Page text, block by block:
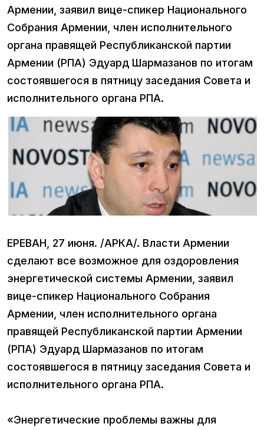
Армении, заявил вице-спикер Национального
Собрания Армении, член исполнительного
органа правящей Республиканской партии
Армении (РПА) Эдуард Шармазанов по итогам
состоявшегося в пятницу заседания Совета и
исполнительного органа РПА.
ЕРЕВАН, 27 июня. /АРКА/. Власти Армении
сделают все возможное для оздоровления
энергетической системы Армении, заявил
вице-спикер Национального Собрания
Армении, член исполнительного органа
правящей Республиканской партии Армении
(РПА) Эдуард Шармазанов по итогам
состоявшегося в пятницу заседания Совета и
исполнительного органа РПА.
«Энергетические проблемы важны для